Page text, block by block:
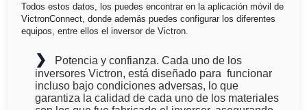
Todos estos datos, los puedes encontrar en la aplicación móvil de
VictronConnect, donde ademáspuedes configurar los diferentes
equipos , entre ellos el inversor de Victron.
❯ Potencia y confianza. Cada uno de los
inversores Victron, estádiseñado para funcionar
incluso bajo condiciones adversas, lo que
garantiza la calidad de cada uno de los materiales